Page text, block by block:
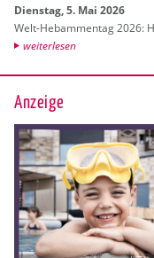
Diens­tag, 5. Mai 2026
Welt-Heb­am­men­tag 2026:
wei­ter­le­sen
Anzeige